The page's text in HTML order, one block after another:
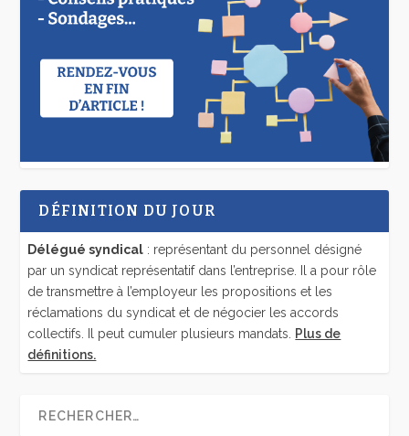
DÉFINITION DU JOUR
Délégué syndical : représentant du personnel désigné
par un syndicat représentatif dans l’entreprise. Il a pour rôle
de transmettre à l’employeur les propositions et les
réclamations du syndicat et de négocier les accords
collectifs. Il peut cumuler plusieurs mandats. Plus de
définitions.